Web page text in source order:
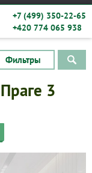
+7 (499) 350-22-65
+420 774 065 938
Фильтры
3